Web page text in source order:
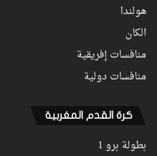
هولندا
الكان
منافسات إفريقية
منافسات دولية
كرة القدم المغربية
بطولة برو 1